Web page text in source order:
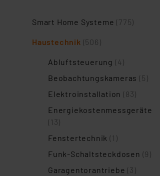
Smart Home Systeme(775)
Haustechnik (506)
Abluftsteuerung (4)
Beobachtungskameras(5)
Elektroinstallation(83)
Energiekostenmessgeräte
(13)
Fenstertechnik(1)
Funk-Schaltsteckdosen (9)
Garagentorantriebe(3)